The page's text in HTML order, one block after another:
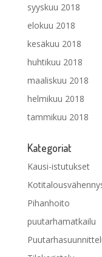
syyskuu 2018
elokuu 2018
kesäkuu 2018
huhtikuu 2018
maaliskuu 2018
helmikuu 2018
tammikuu 2018
Kategoriat
Kausi-istutukset
Pihanhoito
puutarhamatkailu